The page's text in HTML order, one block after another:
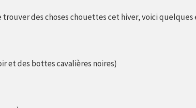
des choses chouettes cet hiver, voici
et des bottes cavalières noires)